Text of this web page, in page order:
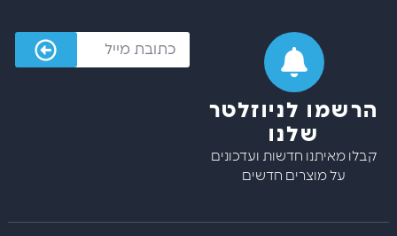
הרשמו לניוזלטר
שלנו
קבלו מאיתנו חדשות ועדכונים
על מוצרים חדשים